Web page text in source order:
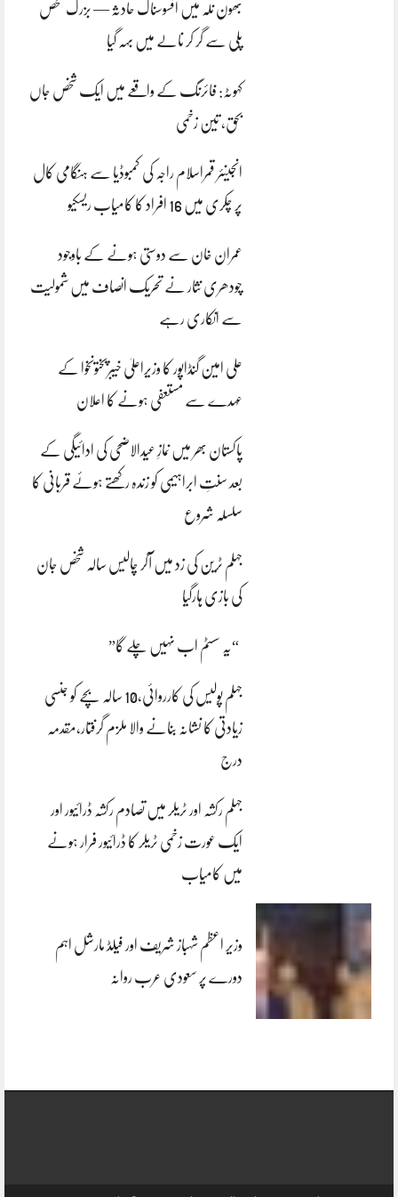
بھون نلہ میں افسوسناک حادثہ — بزرگ شخص
پلی سے گر کر نالے میں بہہ گیا
کہوٹہ: فائرنگ کے واقعے میں ایک شخص جاں
بحق، تین زخمی
انجینئر قمراسلام راجہ کی کمبوڈیا سے ہنگامی کال
پر چکری میں 16 افراد کا کامیاب ریسکیو
عمران خان سے دوستی ہونے کے باوجود
چودھری نثار نے تحریک انصاف میں شمولیت
سے انکاری رہے
علی امین گنڈاپور کا وزیراعلیٰ خیبرپختونخوا کے
عہدے سے مستعفی ہونے کا اعلان
پاکستان بھر میں نمازِ عیدالاضحی کی ادائیگی کے
بعد سنتِ ابراہیمی کو زندہ رکھتے ہوئے قربانی کا
سلسلہ شروع
جہلم ٹرین کی زد میں آکر چالیس سالہ شخص جان
کی بازی ہارگیا
“یہ سسٹم اب نہیں چلے گا”
جہلم پولیس کی کارروائی،10 سالہ بچے کو جنسی
زیادتی کا نشانہ بنانے والا ملزم گرفتار،مقدمہ
درج
جہلم رکشہ اور ٹریلر میں تصادم رکشہ ڈرائیور اور
ایک عورت زخمی ٹریلر کا ڈرائیور فرار ہونے
میں کامیاب
وزیر اعظم شہباز شریف اور فیلڈ مارشل اہم
دورے پر سعودی عرب روانہ